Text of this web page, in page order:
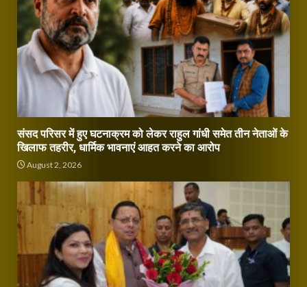
संसद परिसर में हुए घटनाक्रम को लेकर राहुल गांधी समेत तीन नेताओं के
खिलाफ तहरीर, धार्मिक भावनाएं आहत करने का आरोप
August 2, 2026